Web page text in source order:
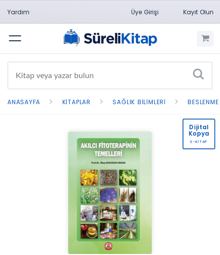
Yardım Üye Girişi Kayıt Olun
Menü
ANASAYFA KITAPLAR SAĞLIK BILIMLERI BESLENME
Dijital
Kopya
E-KİTAP